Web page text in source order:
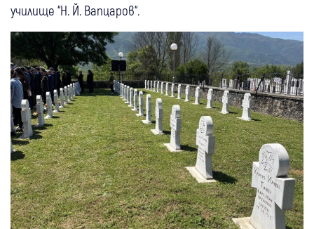
училище “Н. Й. Вапцаров“.